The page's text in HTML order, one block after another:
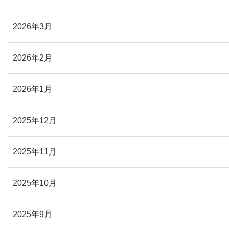
2026年3月
2026年2月
2026年1月
2025年12月
2025年11月
2025年10月
2025年9月